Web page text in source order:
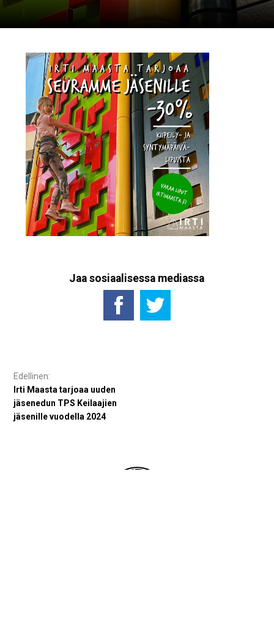
Jaa sosiaalisessa mediassa
Artikkelien
selaus
Irti Maasta tarjoaa uuden
jäsenedun TPS Keilaajien
jäsenille vuodella 2024